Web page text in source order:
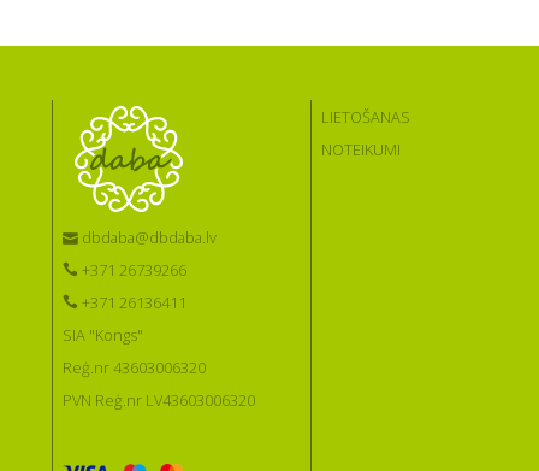
dbdaba@dbdaba.lv
+371 26739266
+371 26136411
SIA "Kongs"
Reģ.nr 43603006320
PVN Reģ.nr LV43603006320
LIETOŠANAS
NOTEIKUMI